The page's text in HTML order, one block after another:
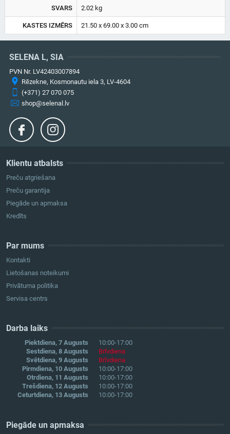
SVARS 2.02 kg
KASTES IZMĒRS 21.50 x 69.00 x 3.00 cm
Klientu atbalsts
Preču atgriešana
Preču garantija
Piegāde un apmaksa
Kredīts
Par mums
Kontakti
Lietošanas noteikumi
Privātuma politika
Servisa centrs
Darba laiks
Piektdiena, 7 Augusts
10:00-17:00
Sestdiena, 8 Augusts
Brīvdiena
Svētdiena, 9 Augusts
Brīvdiena
Pirmdiena, 10 Augusts
10:00-17:00
Otrdiena, 11 Augusts
10:00-17:00
Trešdiena, 12 Augusts
10:00-17:00
Ceturtdiena, 13 Augusts
10:00-17:00
Piegāde un apmaksa
SELENA L, SIA
PVN Nr. LV42403007894
Rēzekne, Kosmonautu iela 3, LV-4604
(+371) 27 070 075
shop@selenal.lv